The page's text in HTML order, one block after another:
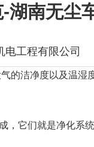
湖南无尘
电工程有限公司
的洁净度以及温湿
它们就是净化系